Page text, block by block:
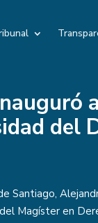
del
Santiago,
Magíster en